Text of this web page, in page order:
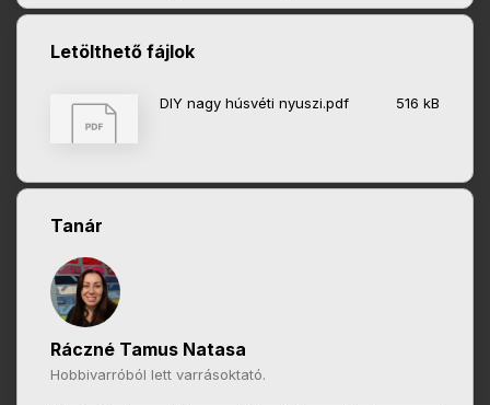
Letölthető fájlok
DIY nagy húsvéti nyuszi.pdf 516 kB
Tanár
Ráczné Tamus Natasa
Hobbivarróból lett varrásoktató.